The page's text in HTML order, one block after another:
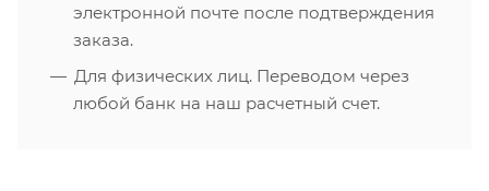
электронной почте после подтверждения
заказа.
Для физических лиц. Переводом через
любой банк на наш расчетный счет.